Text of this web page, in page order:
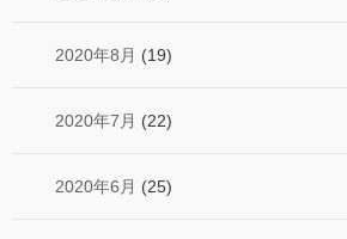
2020年8月 (19)
2020年7月 (22)
2020年6月 (25)